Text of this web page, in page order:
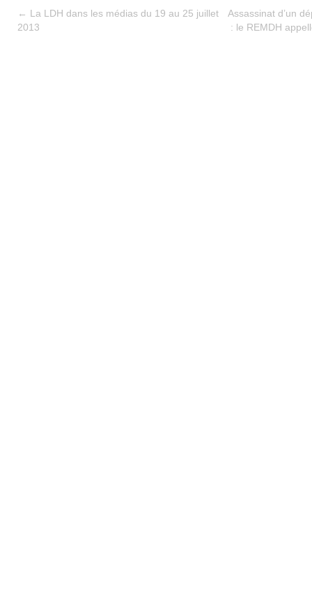
← La LDH dans les médias du 19 au 25 juillet
2013
Assassinat d’un
: le REMDH